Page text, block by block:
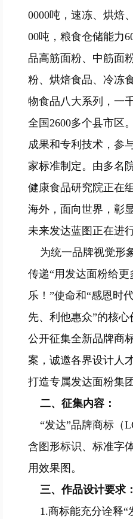
0000吨，速冻、烘焙
00吨，粮食仓储能力
品高筋面粉、中筋面
粉、烘焙食品、冷冻
物食品八大系列，一
全国2600多个县市区
成果和专利技术，参
家标准制定。由多名
健康食品研究院正在
海外，面向世界，彰
未来发达蓝图正在
为统一品牌视觉形
传递“用发达面粉给
乐！”使命和“感恩时
先、利他惠众”的核
公开征集全新品牌商
案，诚邀各界设计人
打造专属发达面粉集
二、征集内容：
“发达”品牌商标（
含图形标识、标准字
用效果图。
三、作品设计要求：
1.商标能充分诠释“